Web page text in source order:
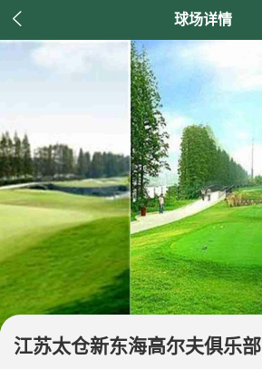
 球场详情
江苏太仓新东海高尔夫俱乐部